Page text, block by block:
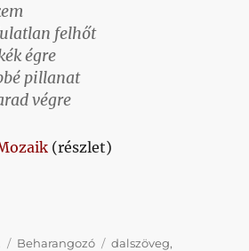
felhőt
égre
pillanat
végre
(részlet)
és száz külön gondolat”
Kategória
Beharangozó Címke
dalszöveg,